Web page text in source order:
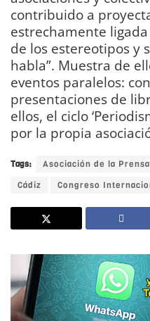
contribuido a
estrechamente
de los estereotipos y
habla”. Muestra de
eventos paralelos:
presentaciones de
ellos, el ciclo
por la propia
Tags: Asociación de la
Cádiz
Congreso